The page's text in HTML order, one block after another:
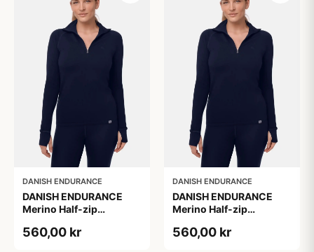
DANISH ENDURANCE
DANISH ENDURANCE
Merino Half-zip
Marineblå Størrelse M
560,00 kr
DANISH ENDURANCE
DANISH ENDURANCE
Merino Half-zip
Marineblå Størrelse M
560,00 kr